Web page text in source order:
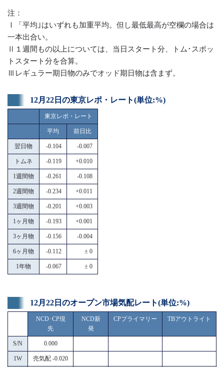
注：
Ⅰ「平均｣はいずれも加重平均。但し最低最高が空欄の場合は
一本出合い。
Ⅱ１週間もの以上については、当日スタート分、トム･スポッ
トスタート分を合算。
Ⅲレギュラー期日物のみでオッド期日物は含まず。
12月22日の東京レポ・レート(単位:%)
東京レポ・レート
平均 前日比
翌日物 -0.104 -0.007
トムネ -0.119 +0.010
1週間物 -0.261 -0.108
2週間物 -0.234 +0.011
3週間物 -0.201 +0.003
1ヶ月物 -0.193 +0.001
3ヶ月物 -0.156 -0.004
6ヶ月物 -0.112 ± 0
1年物 -0.067 ± 0
12月22日のオープン市場気配レート(単位:%)
NCD･CP現
先
NCD新
発
CPプライマリー TBアウトライト
S/N 0.000
1W 売気配 -0.020